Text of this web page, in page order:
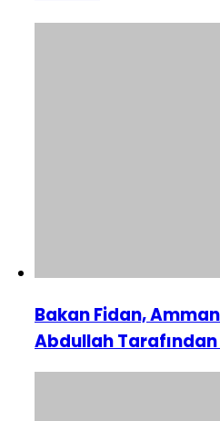
Bakan Fidan,
Abdullah